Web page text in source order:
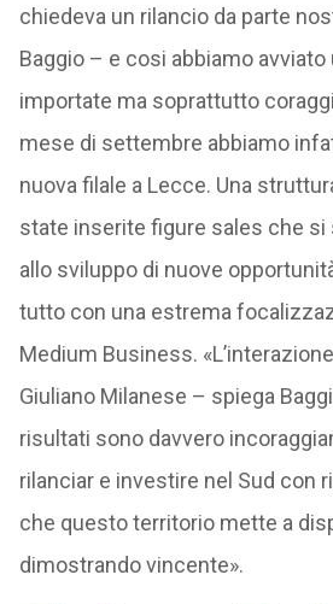
chiedeva un rilancio da parte
Baggio – e cosi abbiamo
importate ma soprattutto
mese di settembre abbiamo
nuova filale a Lecce. Una
state inserite figure sales che si
allo sviluppo di nuove
tutto con una estrema
Medium Business.
Giuliano Milanese – spiega
risultati sono davvero
rilanciar e investire nel Sud con
che questo territorio mette a
dimostrando vincente».